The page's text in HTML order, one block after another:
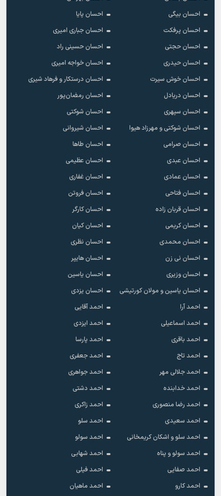
احسان بیگی
احسان پایا
احسان پرفکت
احسان جباری امیری
احسان حجتی
احسان حسینی راد
احسان حیدری
احسان خواجه امیری
احسان خوش سیرت
احسان درستکار و فرهاد شیرى
احسان دریادل
احسان رمضان‌پور
احسان سپهری
احسان شوکتی
احسان شوکتی و مهرزاد هیوا
احسان شیروانی
احسان صرامی
احسان طاها
احسان عبدی
احسان عظیمی
احسان عمادی
احسان غفاری
احسان فتاحی
احسان فروتن
احسان قربان زاده
احسان کارگر
احسان کریمی
احسان کیان
احسان محمدی
احسان نظری
احسان نی زن
احسان هایپر
احسان وزیری
احسان یاسین
احسان یاسین و مولان کورتیشی
احسان یزدی
احمد آرا
احمد آقایی
احمد اسماعیلی
احمد ایزدی
احمد باقری
احمد پارسا
احمد تاج
احمد جعفری
احمد جلالی مهر
احمد جواهری
احمد خدابنده
احمد دشتی
احمد رضا منصوری
احمد زاکری
احمد سعیدی
احمد سلو
احمد سلو و اشکان کریمخانی
احمد سولو
احمد سولو و پناه
احمد شهابی
احمد صفایی
احمد فیلی
احمد کارو
احمد ماهیان